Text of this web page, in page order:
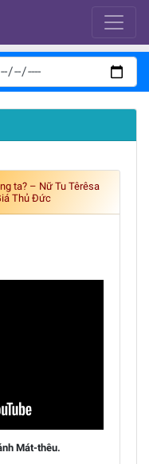
ta? – Nữ Tu Têrêsa
Thủ Đức
Mát-thêu.